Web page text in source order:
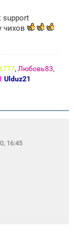
support
чихов
, Любовь83,
Ulduz21
16:45